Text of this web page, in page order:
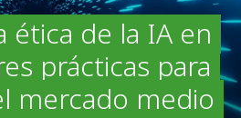
ética de la IA en
prácticas para
mercado medio